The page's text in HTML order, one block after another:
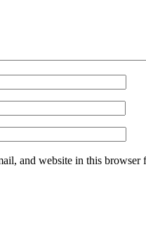
and website in this browser